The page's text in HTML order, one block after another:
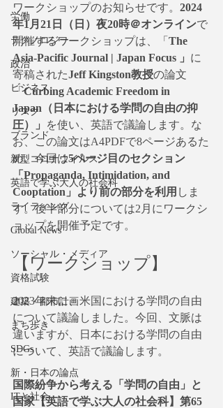
労働
テクノロジー
政治
ビジネス
リスク
ブランド
新型コロナウイルス
英語で学ぶ大人の社会科
ライティング
Global News
ソーシャル・メディア
資格試験
建築・都市計画
まち歩き
SDGs
新・日本の論点
ITと社会
ワークショップのお知らせです。 2024
年1月21日（日）夜20時＠オンラインで
開催するワークショップは、「 The
Asia-Pacific Journal | Japan Focus 」 に
寄稿されたJeff Kingston教授の論文
「Curbing Academic Freedom in
Japan（日本における学問の自由の抑
圧）」
を使い、英語で議論します。な
お、この論文はA4PDFで8ページあるた
め、今回は5ページ目のセクション
「Propaganda, Intimidation, and
Cooptation」より前の部分を利用 しま
す。後半部分については2月にワークシ
ョップを開催予定です。
【ワークショップ】
2023年末に、米国における学問の自由
について議論しました。今回、文脈は
違いますが、日本における学問の自由
について、英語で議論します。
国際紛争から考える「学問の自由」と
国家【英語で学ぶ大人の社会科】第65